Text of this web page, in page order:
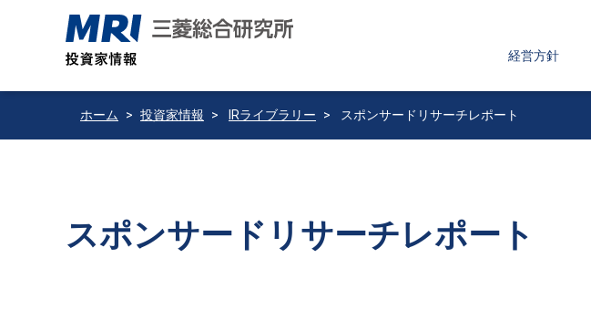
ホーム 投資家情報 IRライブラリー スポンサードリサーチレポート
スポンサードリサーチレポート
経営方針